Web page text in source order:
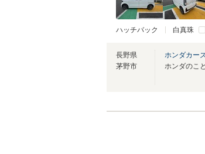
ハッチバック 白真珠
長野県
茅野市
ホンダカー
ホンダのこ